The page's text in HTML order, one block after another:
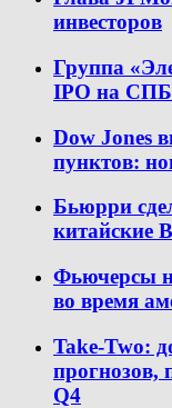
инвесторов
Группа
IPO на СПБ
Dow Jones
пунктов:
Бьюрри
китайские
Фьючерсы
во время
Take-Two:
прогнозов,
Q4